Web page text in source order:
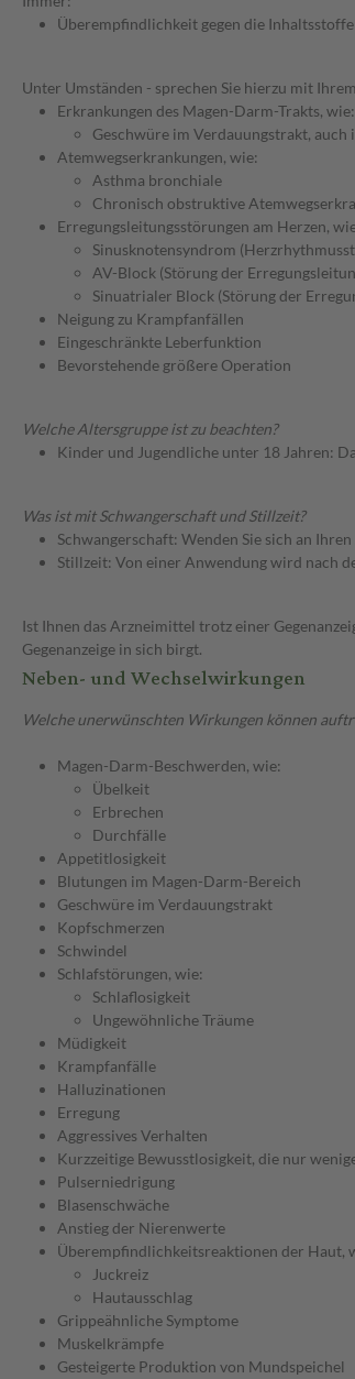
Überempfindlichkeit gegen die Inhaltsstoffe
Unter Umständen - sprechen Sie hierzu mit
Erkrankungen des Magen-Darm-Trakts, wie:
Geschwüre im Verdauungstrakt, auch
Atemwegserkrankungen, wie:
Asthma bronchiale
Chronisch obstruktive
Erregungsleitungsstörungen am Herzen,
Sinusknotensyndrom
AV-Block (Störung der
Sinuatrialer Block (Störung der
Neigung zu Krampfanfällen
Eingeschränkte Leberfunktion
Bevorstehende größere Operation
Welche Altersgruppe ist zu beachten?
Kinder und Jugendliche unter 18 Jahren:
Was ist mit Schwangerschaft und Stillzeit?
Schwangerschaft: Wenden Sie sich an
Stillzeit: Von einer Anwendung wird nach
Ist Ihnen das Arzneimittel trotz einer
Gegenanzeige in sich birgt.
Neben- und Wechselwirkungen
Welche unerwünschten Wirkungen können
Magen-Darm-Beschwerden, wie:
Übelkeit
Erbrechen
Durchfälle
Appetitlosigkeit
Blutungen im Magen-Darm-Bereich
Geschwüre im Verdauungstrakt
Kopfschmerzen
Schwindel
Schlafstörungen, wie:
Schlaflosigkeit
Ungewöhnliche Träume
Müdigkeit
Krampfanfälle
Halluzinationen
Erregung
Aggressives Verhalten
Kurzzeitige Bewusstlosigkeit, die nur
Pulserniedrigung
Blasenschwäche
Anstieg der Nierenwerte
Überempfindlichkeitsreaktionen der Haut,
Juckreiz
Hautausschlag
Grippeähnliche Symptome
Muskelkrämpfe
Gesteigerte Produktion von Mundspeichel